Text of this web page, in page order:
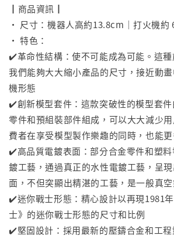
┃商品資訊┃
• 尺寸：機器人高約13.8cm｜打火機約
• 特色：
✔️革命性結構：使不可能成為可能。這
我們能夠大大縮小產品的尺寸，接近動
機形態
✔️創新模型套件：這款突破性的模型套
零件和預組裝部件組成，可以大大減少
費者在享受模型製作樂趣的同時，也能
✔️高品質電鍍表面：部分合金零件和塑
鍍工藝，通過真正的水性電鍍工藝，呈
面，不但突顯出精湛的工藝，是一般真
✔️迷你戰士形態：精心設計以再現1981
士》的迷你戰士形態的尺寸和比例
✔️堅固設計：採用最新的壓鑄合金和工